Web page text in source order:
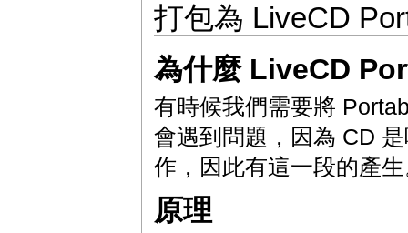
打包為 LiveCD
為什麼 LiveCD
有時候我們需要將
會遇到問題，因為 CD
作，因此有這一段的產
原理